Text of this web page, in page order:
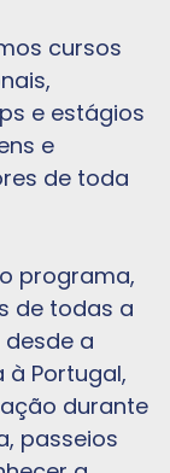
cursos
e estágios
e
de toda
programa,
de todas a
a
à Portugal,
durante
passeios